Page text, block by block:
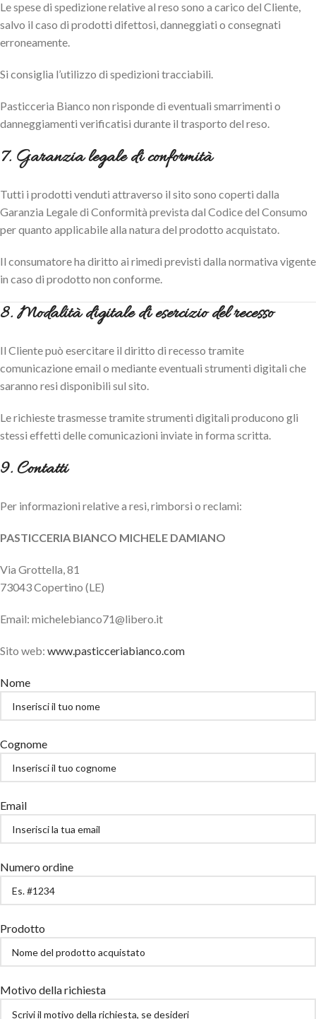
Le spese di spedizione relative al reso sono a carico del Cliente,
salvo il caso di prodotti difettosi, danneggiati o consegnati
erroneamente.
Si consiglia l’utilizzo di spedizioni tracciabili.
Pasticceria Bianco non risponde di eventuali smarrimenti o
danneggiamenti verificatisi durante il trasporto del reso.
7. Garanzia legale di conformità
Tutti i prodotti venduti attraverso il sito sono coperti dalla
Garanzia Legale di Conformità prevista dal Codice del Consumo
per quanto applicabile alla natura del prodotto acquistato.
Il consumatore ha diritto ai rimedi previsti dalla normativa vigente
in caso di prodotto non conforme.
8. Modalità digitale di esercizio del recesso
Il Cliente può esercitare il diritto di recesso tramite
comunicazione email o mediante eventuali strumenti digitali che
saranno resi disponibili sul sito.
Le richieste trasmesse tramite strumenti digitali producono gli
stessi effetti delle comunicazioni inviate in forma scritta.
9. Contatti
Per informazioni relative a resi, rimborsi o reclami:
PASTICCERIA BIANCO MICHELE DAMIANO
Via Grottella, 81
73043 Copertino (LE)
Email: michelebianco71@libero.it
Sito web: www.pasticceriabianco.com
Nome
Cognome
Email
Numero ordine
Prodotto
Motivo della richiesta